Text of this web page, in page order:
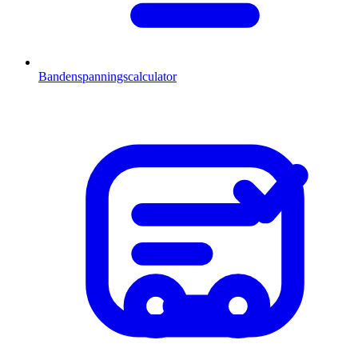
Bandenspanningscalculator